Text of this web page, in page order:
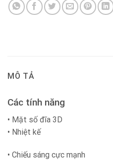
MÔ TẢ
Các tính năng
• Mặt số đĩa 3D
• Nhiệt kế
• Chiếu sáng cực mạnh